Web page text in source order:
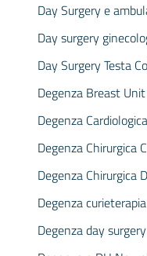
Day Surgery e
Day surgery
Day Surgery Testa
Degenza Breast
Degenza
Degenza Chirurgica C
Degenza Chirurgica D
Degenza curieterapia
Degenza day